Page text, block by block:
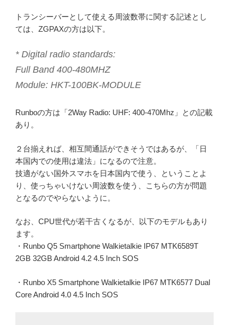
トランシーバーとして使える周波数帯に関する記述とし
ては、ZGPAXの方は以下。
* Digital radio standards:
Full Band 400-480MHZ
Module: HKT-100BK-MODULE
Runboの方は「2Way Radio: UHF: 400-470Mhz」との記載
あり。
２台揃えれば、相互間通話ができそうではあるが、「日
本国内での使用は違法」になるので注意。
技適がない国外スマホを日本国内で使う、ということよ
り、使っちゃいけない周波数を使う、こちらの方が問題
となるのでやらないように。
なお、CPU世代が若干古くなるが、以下のモデルもあり
ます。
・Runbo Q5 Smartphone Walkietalkie IP67 MTK6589T
2GB 32GB Android 4.2 4.5 Inch SOS
・Runbo X5 Smartphone Walkietalkie IP67 MTK6577 Dual
Core Android 4.0 4.5 Inch SOS